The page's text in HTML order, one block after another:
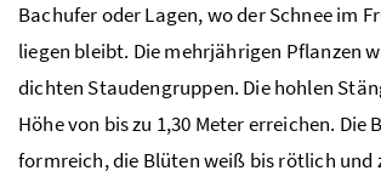
Bachufer oder Lagen, wo der Schnee im
liegen bleibt. Die mehrjährigen Pflanzen
dichten Staudengruppen. Die hohlen
Höhe von bis zu 1,30 Meter erreichen. Die
formreich, die Blüten weiß bis rötlich und